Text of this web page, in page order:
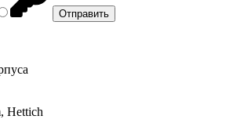
Hettich